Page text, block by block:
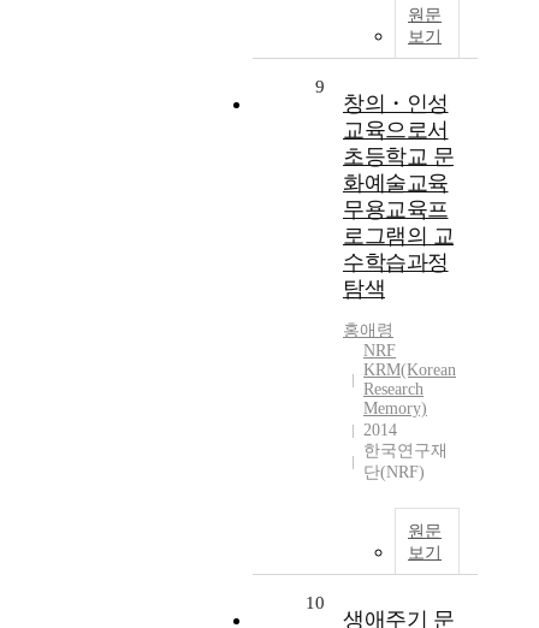
원문
보기
9
창의・인성
교육으로서
초등학교 문
화예술교육
무용교육프
로그램의 교
수학습과정
탐색
홍애령
NRF
KRM(Korean
Research
Memory)
2014
한국연구재
단(NRF)
원문
보기
10
생애주기 문